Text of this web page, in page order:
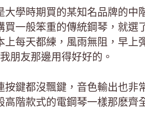
大學時期買的某知名品牌的中
一般笨重的傳統鋼琴，就選
每天都練，風雨無阻，早上
朋友那邊用得好好的。
鍵都沒飄鍵，音色輸出也非
高階款式的電鋼琴一樣那麽齊